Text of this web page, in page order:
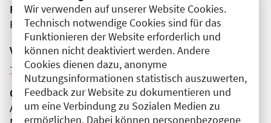
Wir verwenden auf unserer Website Cookies.
Technisch notwendige Cookies sind für das
Funktionieren der Website erforderlich und
können nicht deaktiviert werden. Andere
Cookies dienen dazu, anonyme
Nutzungsinformationen statistisch auszuwerten,
Feedback zur Website zu dokumentieren und
um eine Verbindung zu Sozialen Medien zu
ermöglichen. Dabei können personenbezogene
Fortbildungsformat
Präsenz
Veranstaltungsreihe
Weitere Veranstaltungen dieser Reihe (5)
Organisator(en)
AnthroMed Berlin-Brandenburg gGmbH